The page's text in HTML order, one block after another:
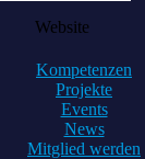
Website
Kompetenzen
Projekte
Events
News
Mitglied werden